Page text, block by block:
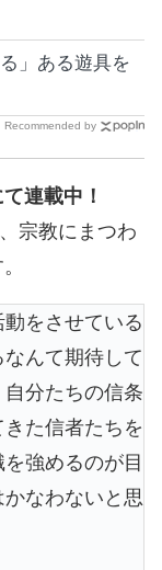
」ある遊具を
Recommended by
連載中！
宗教にまつわ
をさせている
んて期待して
分たちの信条
た信者たちを
強めるのが目
なわないと思